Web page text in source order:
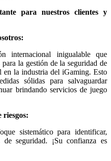
para nuestros clientes y
internacional inigualable que
para la gestión de la seguridad de
en la industria del iGaming. Esto
sólidas para salvaguardar
brindando servicios de juego
riesgos:
sistemático para identificar,
seguridad. ¡Su confianza es